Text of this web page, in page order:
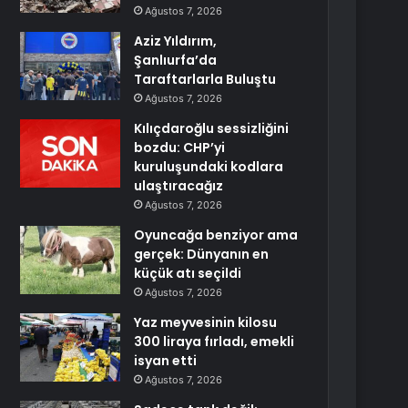
Ağustos 7, 2026
Aziz Yıldırım,
Şanlıurfa’da
Taraftarlarla Buluştu
Ağustos 7, 2026
Kılıçdaroğlu sessizliğini
bozdu: CHP’yi
kuruluşundaki kodlara
ulaştıracağız
Ağustos 7, 2026
Oyuncağa benziyor ama
gerçek: Dünyanın en
küçük atı seçildi
Ağustos 7, 2026
Yaz meyvesinin kilosu
300 liraya fırladı, emekli
isyan etti
Ağustos 7, 2026